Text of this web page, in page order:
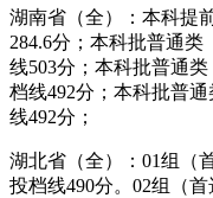
湖南省（全）：本科提
284.6分；本科批普通类
线503分；本科批普通
档线492分；本科批普
线492分；
湖北省（全）：01组（
投档线490分。02组（